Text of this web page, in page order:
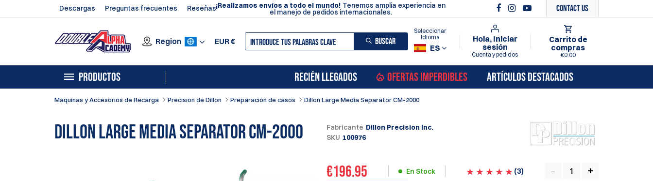
Descargas Preguntas frecuentes Reseñas¡Realizamos envíos a todo el mundo! Tenemos amplia experiencia en
el manejo de pedidos internacionales. Contact Us
Region EUR€ BUSCAR
ES
Seleccionar
Idioma
Hola, Iniciar
sesión
Cuenta y pedidos
Carrito de
compras
€0.00
PRODUCTOS RECIÉN LLEGADOS OFERTAS IMPERDIBLES ARTÍCULOS DESTACADOS
Máquinas y Accesorios de Recarga Precisión de Dillon Preparación de casos Dillon Large Media Separator CM-2000
Dillon Large Media Separator CM-2000 Fabricante Dillon Precision Inc.
SKU 100976
€196.95 En Stock (3)